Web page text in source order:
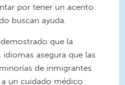
por tener un acento
buscan ayuda.
que la
asegura que las
de inmigrantes
un cuidado médico